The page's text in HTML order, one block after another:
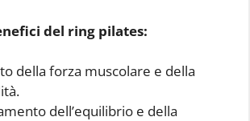
del ring pilates:
della forza muscolare e della
dell’equilibrio e della